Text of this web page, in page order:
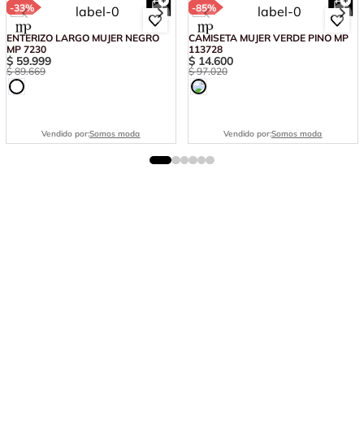
-33%
ENTERIZO LARGO MUJER NEGRO
MP 7230
$ 59.999
$ 89.669
Vendido por:Somos moda
-85%
CAMISETA MUJER VERDE PINO MP
113728
$ 14.600
$ 97.020
Vendido por:Somos moda